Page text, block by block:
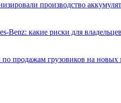
производство
Benz: какие риски для
продажам грузовиков на новых